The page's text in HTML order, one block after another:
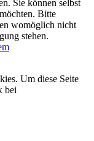
Sie können selbst
Bitte
womöglich nicht
stehen.
Um diese Seite
bei